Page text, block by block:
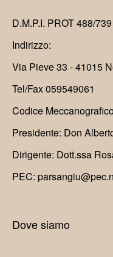
D.M.P.I. PROT 488/
Indirizzo:
Via Pieve 33 - 41015
Tel/Fax 059549061
Codice
Presidente: Don
Dirigente: Dott.ssa
PEC:
Dove siamo